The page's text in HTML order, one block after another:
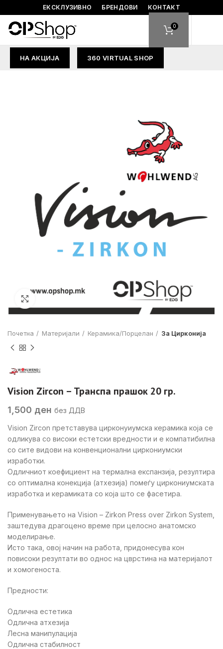
ЕКСКЛУЗИВНО БРЕНДОВИ КОНТАКТ
0
НА АКЦИЈА 360 VIRTUAL SHOP
Почетна Материјали Керамика/Порцелан За Цирконија
Vision Zircon – Транспа прашок 20 гр.
1,500 ден без ДДВ
Vision Zircon претставува цирконуиумска керамика која се
одликува со високи естетски вредности и е компатибилна
со сите видови на конвенционални циркониумски
изработки.
Одличниот коефициент на термална експанзија, резултира
со оптимална конекција (атхезија) помеѓу циркониумската
изработка и керамиката со која што се фасетира.
Применувањето на Vision – Zirkon Press over Zirkon System,
заштедува драгоцено време при целосно анатомско
моделирање.
Исто така, овој начин на работа, придонесува кон
повисоки резултати во однос на цврстина на материјалот
и хомогеноста.
Предности:
Одлична естетика
Одлична атхезија
Лесна манипулација
Одлична стабилност